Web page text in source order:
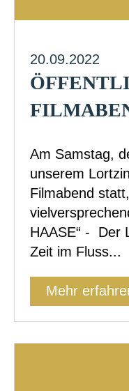
20.09.2022
Am Samstag,
unserem
Filmabend
HAASE“ - Der
Zeit im Fluss...
Mehr